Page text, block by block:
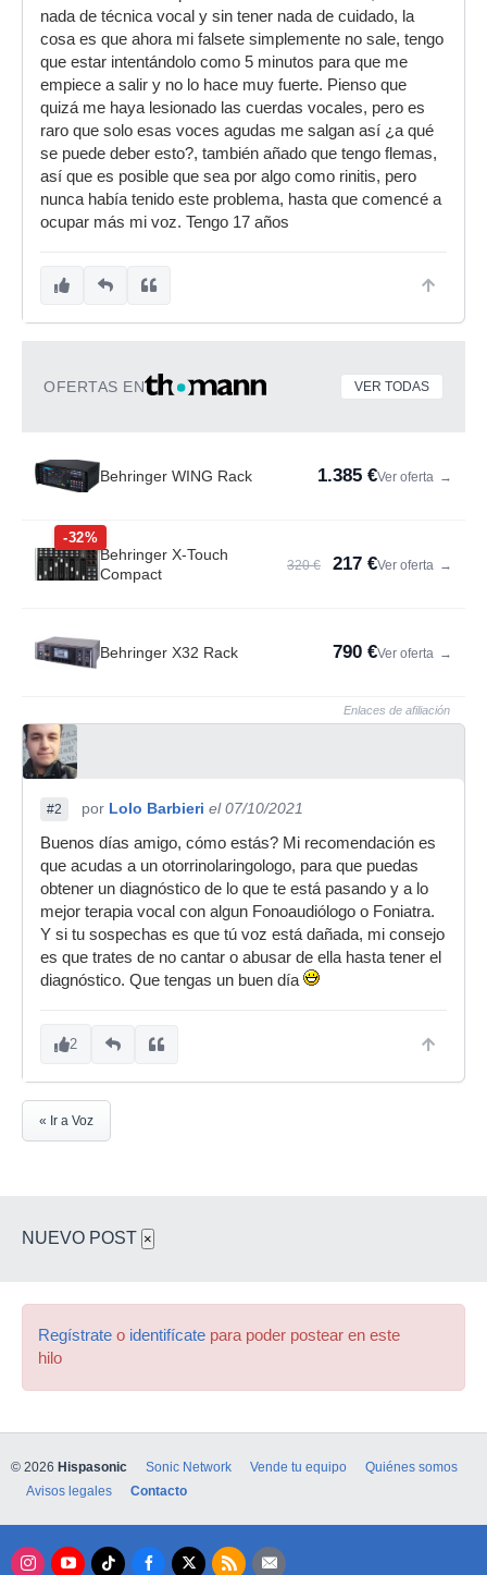
nada de técnica vocal y sin tener nada de cuidado, la
cosa es que ahora mi falsete simplemente no sale, tengo
que estar intentándolo como 5 minutos para que me
empiece a salir y no lo hace muy fuerte. Pienso que
quizá me haya lesionado las cuerdas vocales, pero es
raro que solo esas voces agudas me salgan así ¿a qué
se puede deber esto?, también añado que tengo flemas,
así que es posible que sea por algo como rinitis, pero
nunca había tenido este problema, hasta que comencé a
ocupar más mi voz. Tengo 17 años
OFERTAS EN VER TODAS
Behringer WING Rack 1.385 €Ver oferta →
-32%
Behringer X-Touch
Compact
320 € 217 €Ver oferta →
Behringer X32 Rack 790 €Ver oferta →
Enlaces de afiliación
#2 por Lolo Barbieri el 07/10/2021
Buenos días amigo, cómo estás? Mi recomendación es
que acudas a un otorrinolaringologo, para que puedas
obtener un diagnóstico de lo que te está pasando y a lo
mejor terapia vocal con algun Fonoaudiólogo o Foniatra.
Y si tu sospechas es que tú voz está dañada, mi consejo
es que trates de no cantar o abusar de ella hasta tener el
diagnóstico. Que tengas un buen día
2
« Ir a Voz
NUEVO POST ×
Regístrate o identifícate para poder postear en este
hilo
© 2026 Hispasonic Sonic Network Vende tu equipo
Quiénes somos
Avisos legales
Contacto